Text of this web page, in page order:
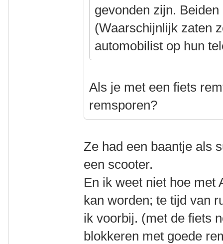
gevonden zijn.
(Waarschijnlijk zaten
automobilist op hun
Als je met een fiets
remsporen?
Ze had een baantje als
een scooter.
En ik weet niet hoe met
kan worden; te tijd van
ik voorbij. (met de fiets
blokkeren met goede